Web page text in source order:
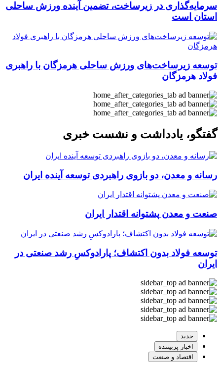
سرمایه‌گذاری در زیرساخت، تضمین آینده ورزش ساحلی
استان است
توسعه زیرساخت‌های ورزش ساحلی هرمزگان با راهبری
فولاد هرمزگان
گفتگو، یادداشت و نشست خبری
رسانه و معدن، دو بازوی راهبردی توسعه آینده ایران
صنعت و معدن پشتوانه اقتدار ایران
توسعه فولاد بدون اکتشاف؛ پارادوکسِ رشد صنعتی در
ایران
جدید
اخبار پربیننده
اقتصاد و صنعت